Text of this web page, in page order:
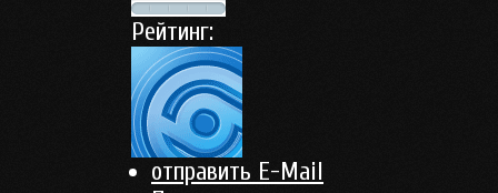
Рейтинг:
отправить E-Mail